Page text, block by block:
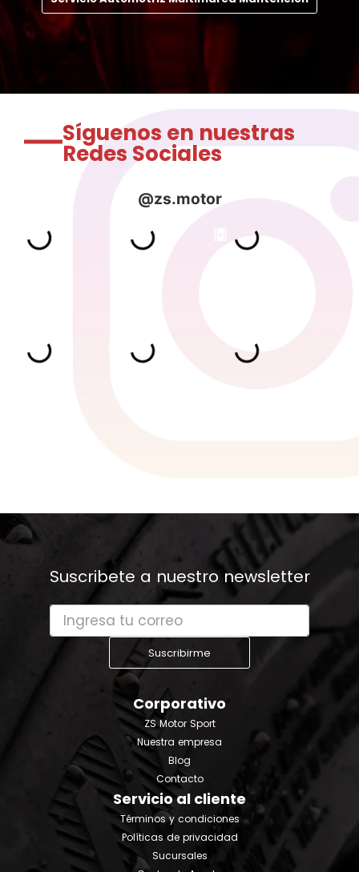
Síguenos en nuestras
Redes Sociales
Suscribete a nuestro newsletter
Suscribirme
Corporativo
ZS Motor Sport
Nuestra empresa
Blog
Contacto
Servicio al cliente
Términos y condiciones
Políticas de privacidad
Sucursales